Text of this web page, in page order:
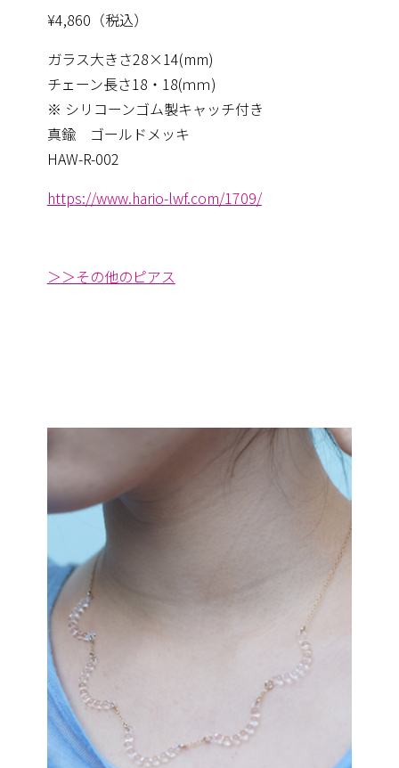
¥4,860（税込）
ガラス大きさ28×14(mm)
チェーン長さ18・18(ｍｍ)
※ シリコーンゴム製キャッチ付き
真鍮 ゴールドメッキ
HAW-R-002
https://www.hario-lwf.com/1709/
＞＞その他のピアス